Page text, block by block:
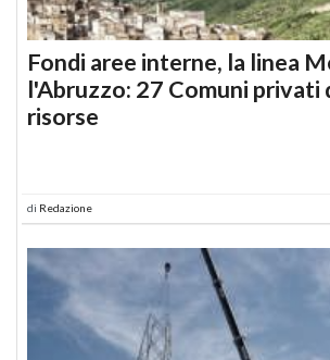
Fondi aree interne, la linea
l'Abruzzo: 27 Comuni privati
risorse
di Redazione